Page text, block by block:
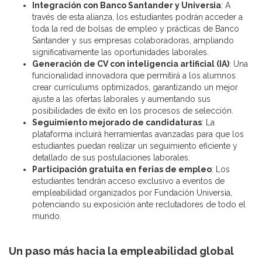
Integración con Banco Santander y Universia: A
través de esta alianza, los estudiantes podrán acceder a
toda la red de bolsas de empleo y prácticas de Banco
Santander y sus empresas colaboradoras, ampliando
significativamente las oportunidades laborales.
Generación de CV con inteligencia artificial (IA): Una
funcionalidad innovadora que permitirá a los alumnos
crear currículums optimizados, garantizando un mejor
ajuste a las ofertas laborales y aumentando sus
posibilidades de éxito en los procesos de selección.
Seguimiento mejorado de candidaturas: La
plataforma incluirá herramientas avanzadas para que los
estudiantes puedan realizar un seguimiento eficiente y
detallado de sus postulaciones laborales.
Participación gratuita en ferias de empleo: Los
estudiantes tendrán acceso exclusivo a eventos de
empleabilidad organizados por Fundación Universia,
potenciando su exposición ante reclutadores de todo el
mundo.
Un paso más hacia la empleabilidad global